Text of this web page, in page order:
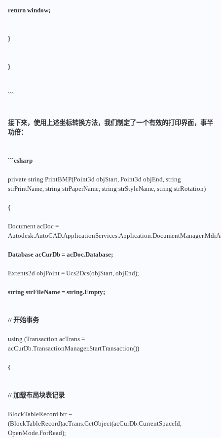
return window;
}
}
```
接下来，使用上述坐标转换方法，我们制定了一个有效的打印界面，事半
功倍：
```csharp
private string PrintBMP(Point3d objStart, Point3d objEnd, string
strPrintName, string strPaperName, string strStyleName, string strRotation)
{
Document acDoc =
Database acCurDb = acDoc.Database;
Extents2d objPoint = Ucs2Dcs(objStart, objEnd);
string strFileName = string.Empty;
// 开始事务
using (Transaction acTrans =
acCurDb.TransactionManager.StartTransaction())
{
// 加载布局块表记录
BlockTableRecord btr =
(BlockTableRecord)acTrans.GetObject(acCurDb.CurrentSpaceId,
OpenMode.ForRead);